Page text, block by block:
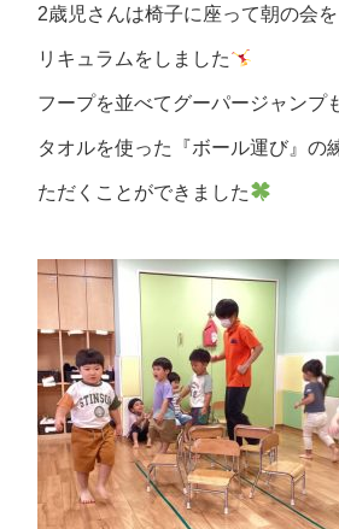
2歳児さんは椅子に座って朝の会
リキュラムをしました
フープを並べてグーパージャンプ
タオルを使った『ボール運び』の
ただくことができました